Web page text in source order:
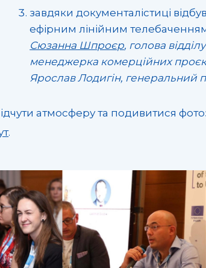
завдяки документалістиці
ефірним лінійним
Сюзанна Шпроєр, голова
менеджерка комерційних
Ярослав Лодигін,
атмосферу та подивитися
.